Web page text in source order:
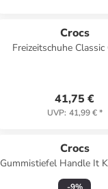
Crocs
Freizeitschuhe
41,75 €
UVP: 41,99 €*
Crocs
Gummistiefel Handle It
pink